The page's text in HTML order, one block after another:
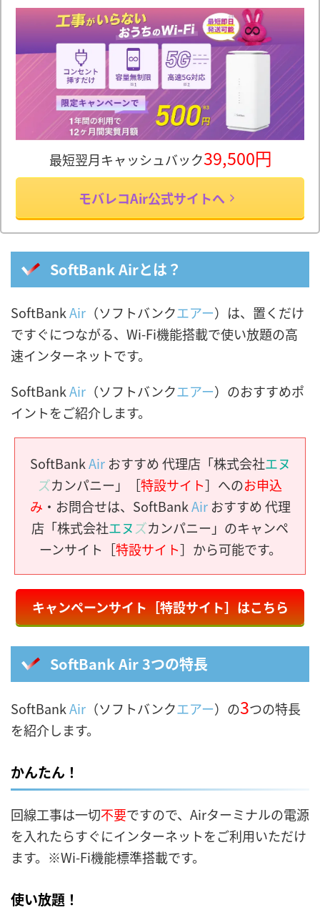
最短翌月キャッシュバック39,500円
モバレコAir公式サイトへ
SoftBank Airとは？
SoftBankAir （ソフトバンクエアー）は、置くだけ
ですぐにつながる、Wi-Fi機能搭載で使い放題の高
速インターネットです。
SoftBankAir （ソフトバンクエアー）のおすすめポ
イントをご紹介します。
SoftBankAirおすすめ 代理店「株式会社エヌ
ズカンパニー」［特設サイト］へのお申込
み ・お問合せは、SoftBankAirおすすめ 代理
店「株式会社エヌズカンパニー」のキャンペ
ーンサイト［特設サイト］から可能です。
キャンペーンサイト［特設サイト］はこちら
SoftBank Air 3つの特長
SoftBankAir （ソフトバンクエアー）の3つの特長
を紹介します。
かんたん！
回線工事は一切不要ですので、Airターミナルの電源
を入れたらすぐにインターネットをご利用いただけ
ます。※Wi-Fi機能標準搭載です。
使い放題！